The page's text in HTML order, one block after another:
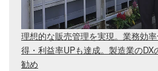
理想的な販売管理を実現。業務効
得・利益率UPも達成。製造業の
勧め